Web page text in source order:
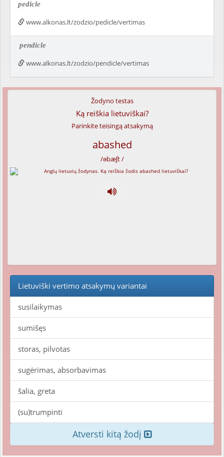
pedicle
www.alkonas.lt/zodzio/pedicle/vertimas
pendicle
www.alkonas.lt/zodzio/pendicle/vertimas
Žodyno testas
Ką reiškia lietuviškai?
Parinkite teisingą atsakymą
abashed
/əbæʃt /
Lietuviški vertimo atsakymų variantai
susilaikymas
sumišęs
storas, pilvotas
sugėrimas, absorbavimas
šalia, greta
(su)trumpinti
Atversti kitą žodį